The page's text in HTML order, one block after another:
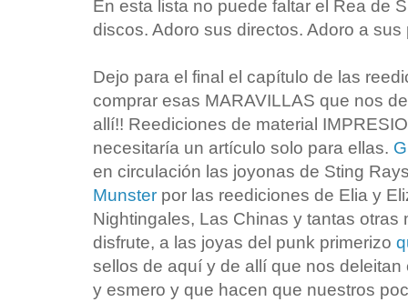
En esta lista no puede faltar el Rea de
discos. Adoro sus directos. Adoro a sus
Dejo para el final el capítulo de las
comprar esas MARAVILLAS que nos
allí!! Reediciones de material
necesitaría un artículo solo para ellas.
en circulación las joyonas de Sting
Munster por las reediciones de Elia y
Nightingales, Las Chinas y tantas
disfrute, a las joyas del punk primerizo
sellos de aquí y de allí que nos
y esmero y que hacen que nuestros